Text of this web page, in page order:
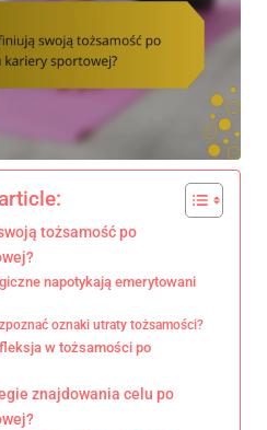
tożsamość po
napotykają emerytowani
oznaki utraty tożsamości?
w tożsamości po
znajdowania celu po